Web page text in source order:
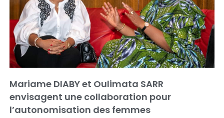
Mariame DIABY et Oulimata SARR
envisagent une collaboration pour
l’autonomisation des femmes